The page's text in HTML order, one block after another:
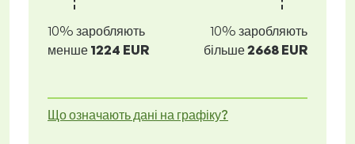
10% заробляють
менше 1224 EUR
10% заробляють
більше2668 EUR
Що означають дані на графіку?